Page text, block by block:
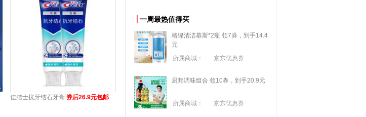
佳洁士抗牙结石牙膏 券后26.9元包邮
一周最热值得买
格绿清洁慕斯*2瓶 领7券，到手14.4
元
所属商城：
京东优惠券
厨邦调味组合 领10券，到手20.9元
所属商城： 京东优惠券